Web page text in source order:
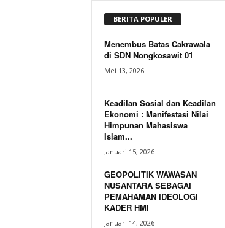
BERITA POPULER
Menembus Batas Cakrawala
di SDN Nongkosawit 01
Mei 13, 2026
Keadilan Sosial dan Keadilan
Ekonomi : Manifestasi Nilai
Himpunan Mahasiswa
Islam...
Januari 15, 2026
GEOPOLITIK WAWASAN
NUSANTARA SEBAGAI
PEMAHAMAN IDEOLOGI
KADER HMI
Januari 14, 2026